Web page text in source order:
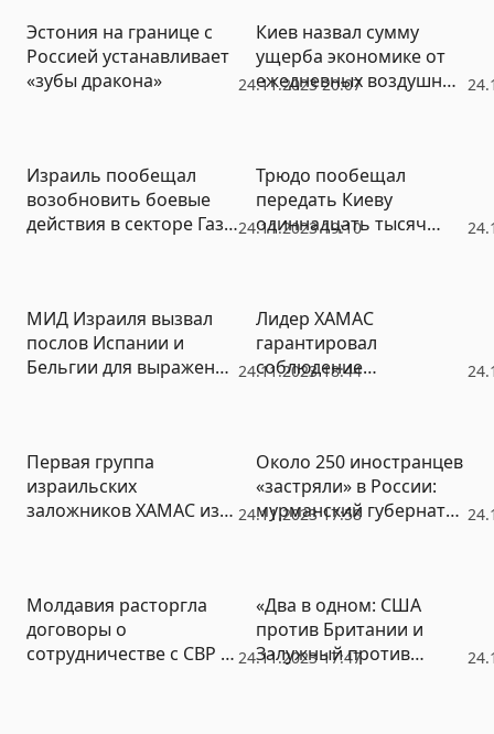
24.11.2023 20:07
Эстония на границе с
Россией устанавливает
«зубы дракона»
Киев назвал сумму
ущерба экономике от
ежедневных воздушных
24.11.2023 19:10
Израиль пообещал
возобновить боевые
действия в секторе Газа
Трюдо пообещал
передать Киеву
одиннадцать тысяч
24.11.2023 18:44
МИД Израиля вызвал
послов Испании и
Бельгии для выражения
Лидер ХАМАС
гарантировал
соблюдение
24.11.2023 17:58
Первая группа
израильских
заложников ХАМАС из
Около 250 иностранцев
«застряли» в России:
мурманский губернатор
24.11.2023 17:47
Молдавия расторгла
договоры о
сотрудничестве с СВР и
«Два в одном: США
против Британии и
Залужный против